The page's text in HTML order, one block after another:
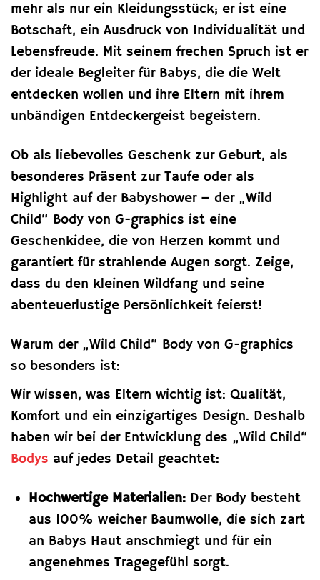
mehr als nur ein Kleidungsstück; er ist eine
Botschaft, ein Ausdruck von Individualität und
Lebensfreude. Mit seinem frechen Spruch ist er
der ideale Begleiter für Babys, die die Welt
entdecken wollen und ihre Eltern mit ihrem
unbändigen Entdeckergeist begeistern.
Ob als liebevolles Geschenk zur Geburt, als
besonderes Präsent zur Taufe oder als
Highlight auf der Babyshower – der „Wild
Child“ Body von G-graphics ist eine
Geschenkidee, die von Herzen kommt und
garantiert für strahlende Augen sorgt. Zeige,
dass du den kleinen Wildfang und seine
abenteuerlustige Persönlichkeit feierst!
Warum der „Wild Child“ Body von G-graphics
so besonders ist:
Wir wissen, was Eltern wichtig ist: Qualität,
Komfort und ein einzigartiges Design. Deshalb
haben wir bei der Entwicklung des „Wild Child“
Bodys auf jedes Detail geachtet:
Hochwertige Materialien:Der Body besteht
aus 100% weicher Baumwolle, die sich zart
an Babys Haut anschmiegt und für ein
angenehmes Tragegefühl sorgt.